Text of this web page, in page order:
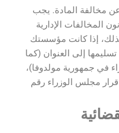
عن مخالفة المادة. يجب
البند 44-3 من قانون المخالفات الإدارية
لذلك، إذا كانت مؤسستك
إلى العنوان (كما
في جمهورية مولدوفا)،
عن انتهاك البند 3 من قرار مجلس الوزراء رقم